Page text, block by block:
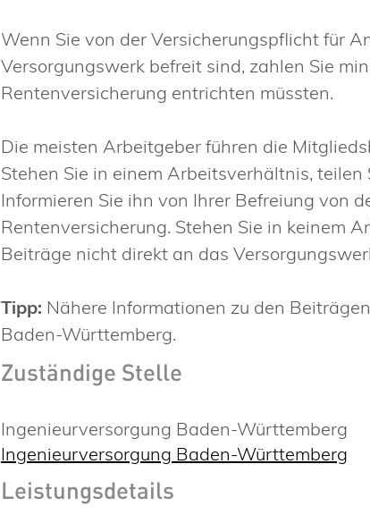
Wenn Sie von der Versicherungspflicht für
Versorgungswerk befreit sind, zahlen Sie
Rentenversicherung entrichten müssten.
Die meisten Arbeitgeber führen die
Stehen Sie in einem Arbeitsverhältnis,
Informieren Sie ihn von Ihrer Befreiung von
Rentenversicherung. Stehen Sie in keinem
Beiträge nicht direkt an das
Tipp: Nähere Informationen zu den
Baden-Württemberg.
Zuständige Stelle
Ingenieurversorgung Baden-Württemberg
Ingenieurversorgung Baden-Württemberg
Leistungsdetails